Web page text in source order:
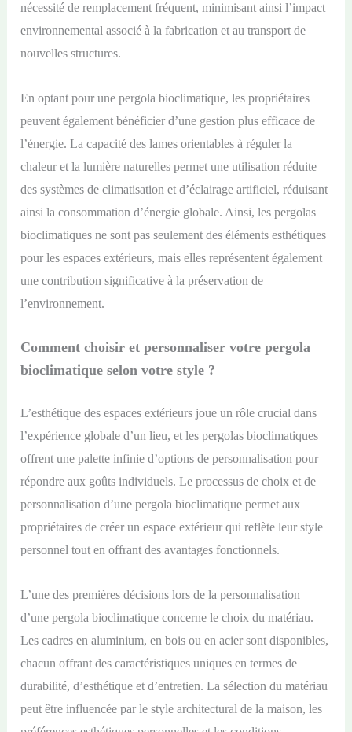
nécessité de remplacement fréquent, minimisant ainsi l’impact
environnemental associé à la fabrication et au transport de
nouvelles structures.
En optant pour une pergola bioclimatique, les propriétaires
peuvent également bénéficier d’une gestion plus efficace de
l’énergie. La capacité des lames orientables à réguler la
chaleur et la lumière naturelles permet une utilisation réduite
des systèmes de climatisation et d’éclairage artificiel, réduisant
ainsi la consommation d’énergie globale. Ainsi, les pergolas
bioclimatiques ne sont pas seulement des éléments esthétiques
pour les espaces extérieurs, mais elles représentent également
une contribution significative à la préservation de
l’environnement.
Comment choisir et personnaliser votre pergola
bioclimatique selon votre style ?
L’esthétique des espaces extérieurs joue un rôle crucial dans
l’expérience globale d’un lieu, et les pergolas bioclimatiques
offrent une palette infinie d’options de personnalisation pour
répondre aux goûts individuels. Le processus de choix et de
personnalisation d’une pergola bioclimatique permet aux
propriétaires de créer un espace extérieur qui reflète leur style
personnel tout en offrant des avantages fonctionnels.
L’une des premières décisions lors de la personnalisation
d’une pergola bioclimatique concerne le choix du matériau.
Les cadres en aluminium, en bois ou en acier sont disponibles,
chacun offrant des caractéristiques uniques en termes de
durabilité, d’esthétique et d’entretien. La sélection du matériau
peut être influencée par le style architectural de la maison, les